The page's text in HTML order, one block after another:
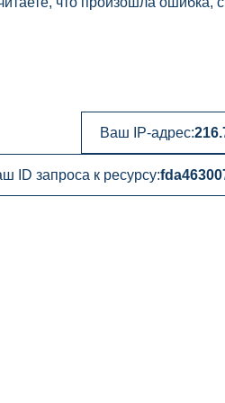
Ваш IP-адрес:
ID запроса к ресурсу: